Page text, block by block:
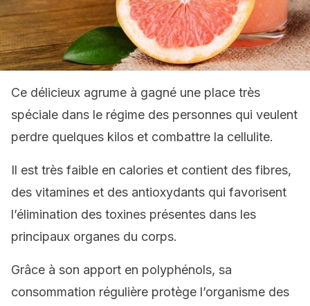
Ce délicieux agrume à gagné une place très
spéciale dans le régime des personnes qui veulent
perdre quelques kilos et combattre la cellulite.
Il est très faible en calories et contient des fibres,
des vitamines et des antioxydants qui favorisent
l’élimination des toxines présentes dans les
principaux organes du corps.
Grâce à son apport en polyphénols, sa
consommation régulière protège l’organisme des